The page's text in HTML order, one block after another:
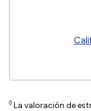
◊ La valoración de